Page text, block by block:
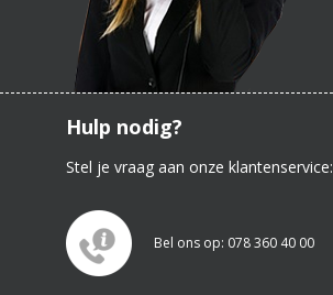
Hulp nodig?
Stel je vraag aan onze klantenservice:
Bel ons op: 078 360 40 00